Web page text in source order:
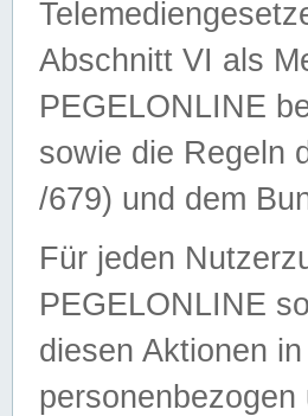
Abschnitt VI als
PEGELONLINE
sowie die Regeln
/679) und dem
Für jeden
PEGELONLINE
diesen Aktionen